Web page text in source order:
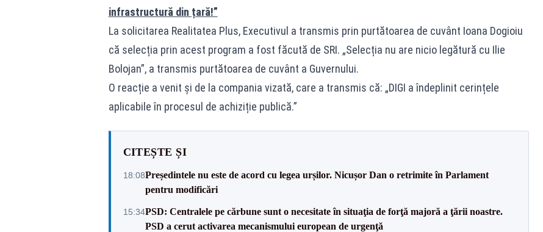
infrastructură din țară!”
La solicitarea Realitatea Plus, Executivul a transmis prin purtătoarea de cuvânt Ioana Dogioiu
că selecția prin acest program a fost făcută de SRI. „Selecția nu are nicio legătură cu Ilie
Bolojan”, a transmis purtătoarea de cuvânt a Guvernului.
O reacție a venit și de la compania vizată, care a transmis că: „DIGI a îndeplinit cerințele
aplicabile în procesul de achiziție publică.”
CITEȘTE ȘI
18:08Președintele nu este de acord cu legea urșilor. Nicușor Dan o retrimite în Parlament
pentru modificări
15:34PSD: Centralele pe cărbune sunt o necesitate în situaţia de forţă majoră a ţării noastre.
PSD a cerut activarea mecanismului european de urgenţă